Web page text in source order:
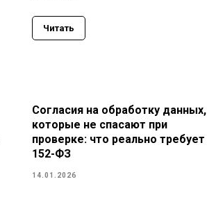
Читать
Согласия на обработку данных,
которые не спасают при
проверке: что реально требует
152-ФЗ
14.01.2026